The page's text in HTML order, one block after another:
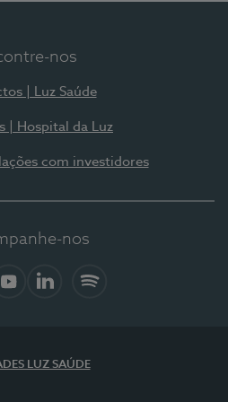
nos
| Luz Saúde
| Hospital da Luz
com investidores
nos
LUZ SAÚDE